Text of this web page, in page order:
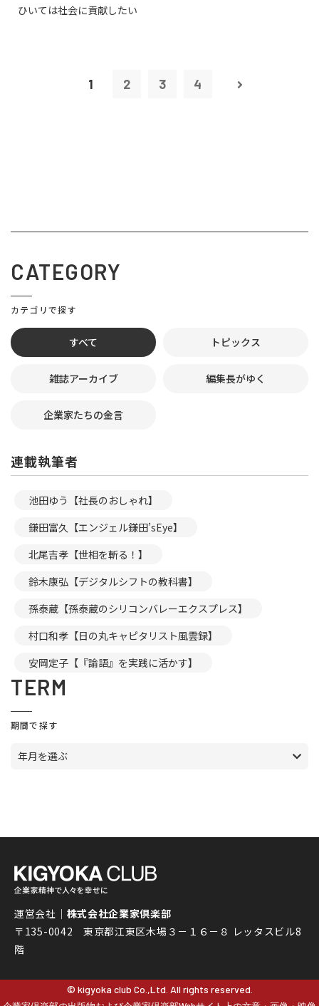
ひいては社会に貢献したい
1 2 3 4
CATEGORY
カテゴリで探す
すべて トピックス
雑誌アーカイブ 編集長がゆく
企業家たちの金言
連載執筆者
池田ゆう【社長のおしゃれ】
鎌田富久【エンジェル鎌田’sEye】
北尾吉孝【世相を斬る！】
鈴木康弘【デジタルシフトの教科書】
孫泰蔵【孫泰蔵のシリコンバレーエクスプレス】
村口和孝【日の丸キャピタリスト風雲録】
安岡定子【『論語』を実践に活かす】
TERM
期間で探す
年月を選ぶ
運営会社｜ 株式会社企業家倶楽部
〒135-0042 東京都江東区木場３－１６－８ レッタスビル8
階
© kigyoka club Co.,Ltd. All rights reserved.